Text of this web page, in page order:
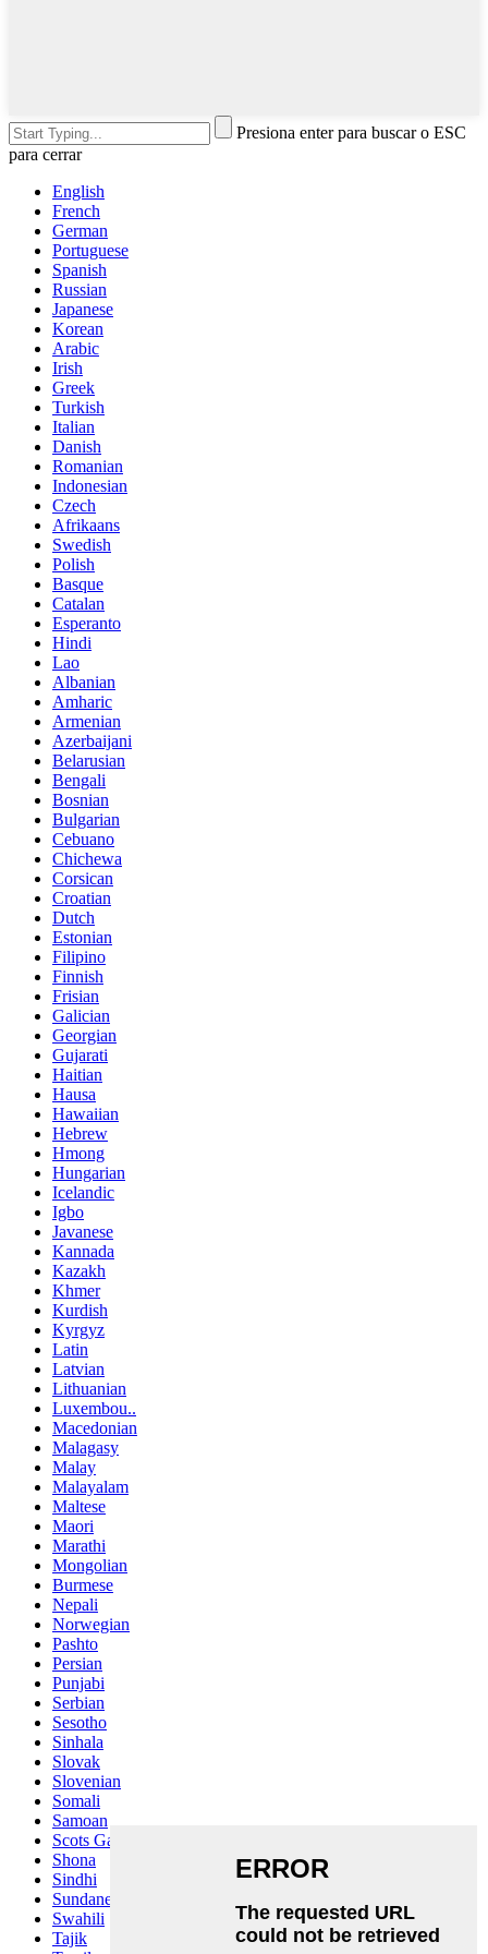
Presiona enter para buscar o ESC
para cerrar
English
French
German
Portuguese
Spanish
Russian
Japanese
Korean
Arabic
Irish
Greek
Turkish
Italian
Danish
Romanian
Indonesian
Czech
Afrikaans
Swedish
Polish
Basque
Catalan
Esperanto
Hindi
Lao
Albanian
Amharic
Armenian
Azerbaijani
Belarusian
Bengali
Bosnian
Bulgarian
Cebuano
Chichewa
Corsican
Croatian
Dutch
Estonian
Filipino
Finnish
Frisian
Galician
Georgian
Gujarati
Haitian
Hausa
Hawaiian
Hebrew
Hmong
Hungarian
Icelandic
Igbo
Javanese
Kannada
Kazakh
Khmer
Kurdish
Kyrgyz
Latin
Latvian
Lithuanian
Luxembou..
Macedonian
Malagasy
Malay
Malayalam
Maltese
Maori
Marathi
Mongolian
Burmese
Nepali
Norwegian
Pashto
Persian
Punjabi
Serbian
Sesotho
Sinhala
Slovak
Slovenian
Somali
Samoan
Scots Gaelic
Shona
Sindhi
Sundanese
Swahili
Tajik